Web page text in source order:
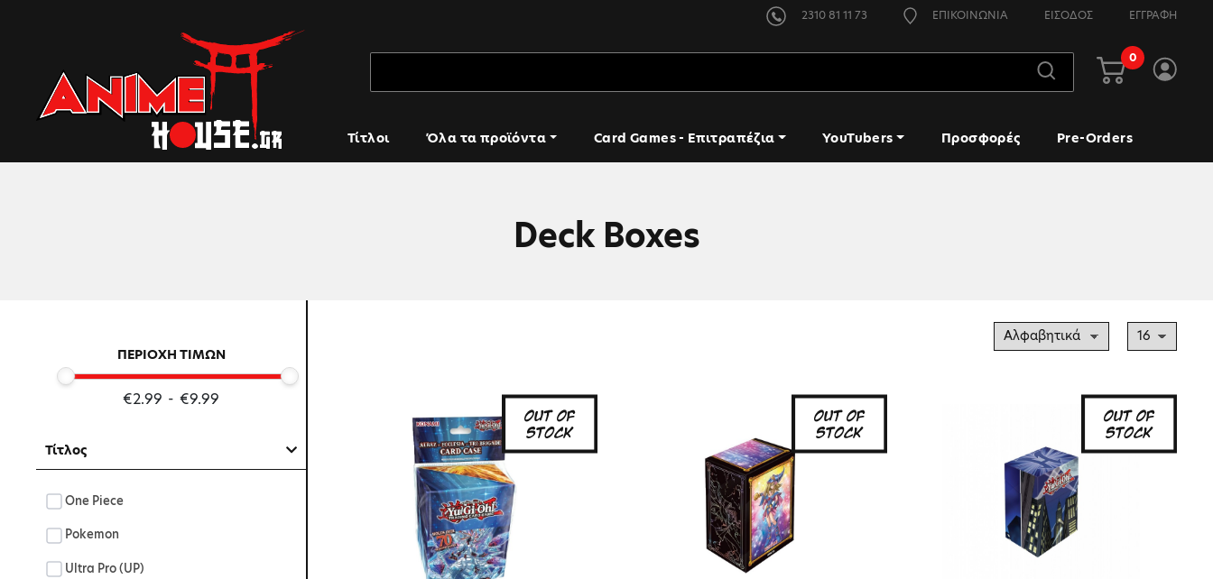
2310 81 11 73 ΕΠΙΚΟΙΝΩΝΙΑ ΕΙΣΟΔΟΣ ΕΓΓΡΑΦΗ
0
Τίτλοι Όλα τα προϊόντα Card Games - Επιτραπέζια YouTubers Προσφορές Pre-Orders
Deck Boxes
ΠΕΡΙΟΧΗ ΤΙΜΩΝ
€2.99 - €9.99
Τίτλος
One Piece
Pokemon
Ultra Pro (UP)